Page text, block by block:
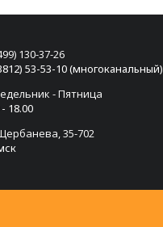
130-37-26
53-53-10 (многоканальный)
- Пятница
18.00
35-702